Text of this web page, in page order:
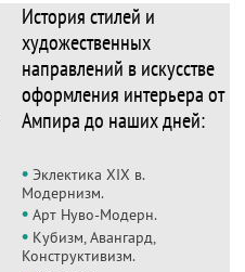
История стилей и
художественных
направлений в искусстве
оформления интерьера от
Ампира до наших дней:
• Эклектика ХIХ в.
Модернизм.
• Арт Нуво-Модерн.
• Кубизм, Авангард,
Конструктивизм.